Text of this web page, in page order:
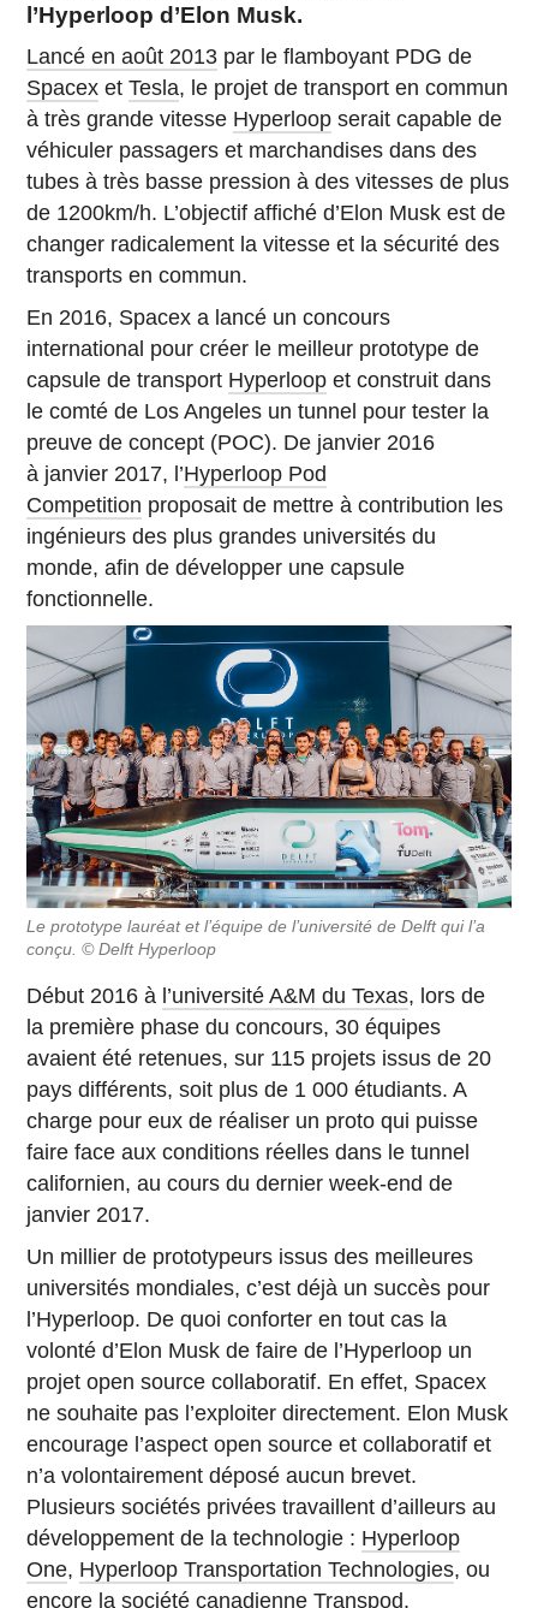
l’Hyperloop d’Elon Musk.
Lancé en août 2013 par le flamboyant PDG de
Spacex etTesla, le projet de transport en commun
à très grande vitesse Hyperloop serait capable de
véhiculer passagers et marchandises dans des
tubes à très basse pression à des vitesses de plus
de 1200km/h. L’objectif affiché d’Elon Musk est de
changer radicalement la vitesse et la sécurité des
transports en commun.
En 2016, Spacex a lancé un concours
international pour créer le meilleur prototype de
capsule de transport Hyperloop et construit dans
le comté de Los Angeles un tunnel pour tester la
preuve de concept (POC). De janvier 2016
à janvier 2017, l’Hyperloop Pod
Competition proposait de mettre à contribution les
ingénieurs des plus grandes universités du
monde, afin de développer une capsule
fonctionnelle.
Le prototype lauréat et l’équipe de l’université de Delft qui l’a
conçu. © Delft Hyperloop
Début 2016 à l’université A&M du Texas, lors de
la première phase du concours, 30 équipes
avaient été retenues, sur 115 projets issus de 20
pays différents, soit plus de 1 000 étudiants. A
charge pour eux de réaliser un proto qui puisse
faire face aux conditions réelles dans le tunnel
californien, au cours du dernier week-end de
janvier 2017.
Un millier de prototypeurs issus des meilleures
universités mondiales, c’est déjà un succès pour
l’Hyperloop. De quoi conforter en tout cas la
volonté d’Elon Musk de faire de l’Hyperloop un
projet open source collaboratif. En effet, Spacex
ne souhaite pas l’exploiter directement. Elon Musk
encourage l’aspect open source et collaboratif et
n’a volontairement déposé aucun brevet.
Plusieurs sociétés privées travaillent d’ailleurs au
développement de la technologie : Hyperloop
One, Hyperloop Transportation Technologies, ou
encore la société canadienneTranspod.